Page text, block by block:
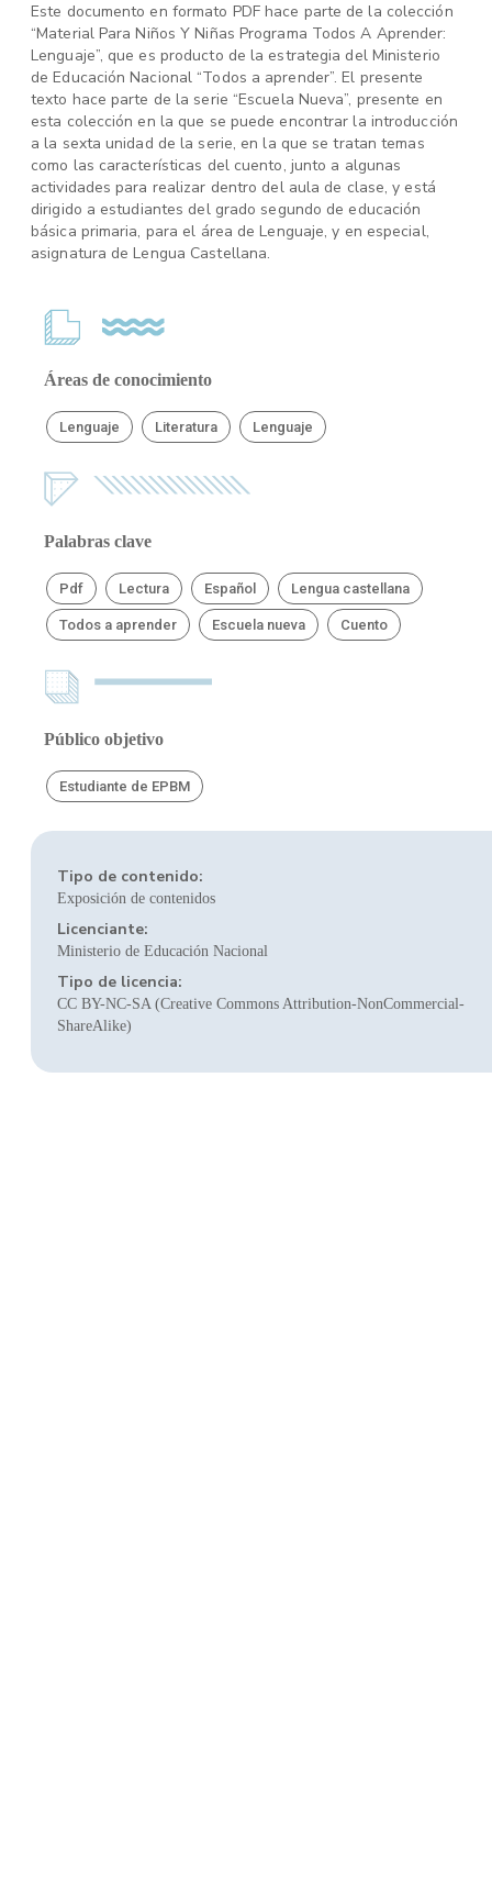
Este documento en formato PDF hace parte de la colección
“Material Para Niños Y Niñas Programa Todos A Aprender:
Lenguaje”, que es producto de la estrategia del Ministerio
de Educación Nacional “Todos a aprender”. El presente
texto hace parte de la serie “Escuela Nueva”, presente en
esta colección en la que se puede encontrar la introducción
a la sexta unidad de la serie, en la que se tratan temas
como las características del cuento, junto a algunas
actividades para realizar dentro del aula de clase, y está
dirigido a estudiantes del grado segundo de educación
básica primaria, para el área de Lenguaje, y en especial,
asignatura de Lengua Castellana.
Áreas de conocimiento
Lenguaje Literatura Lenguaje
Palabras clave
Pdf Lectura Español Lengua castellana
Todos a aprender Escuela nueva Cuento
Público objetivo
Estudiante de EPBM
Tipo de contenido:
Exposición de contenidos
Licenciante:
Ministerio de Educación Nacional
Tipo de licencia:
CC BY-NC-SA (Creative Commons Attribution-NonCommercial-
ShareAlike)